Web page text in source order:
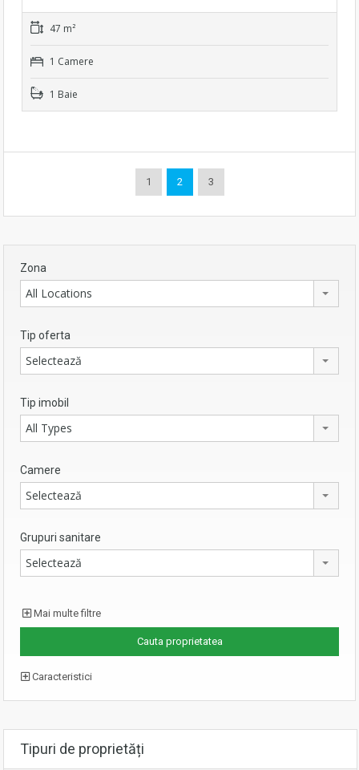
47 m²
1 Camere
1 Baie
1 2 3
Zona
All Locations
Tip oferta
Selectează
Tip imobil
All Types
Camere
Selectează
Grupuri sanitare
Selectează
Mai multe filtre
Caracteristici
Tipuri de proprietăți